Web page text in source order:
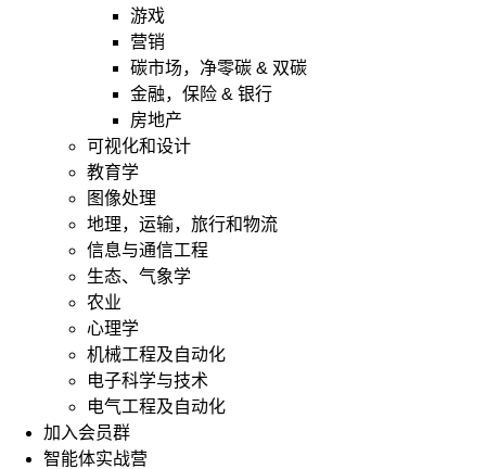
游戏
营销
碳市场，净零碳 & 双碳
金融，保险 & 银行
房地产
可视化和设计
教育学
图像处理
地理，运输，旅行和物流
信息与通信工程
生态、气象学
农业
心理学
机械工程及自动化
电子科学与技术
电气工程及自动化
加入会员群
智能体实战营